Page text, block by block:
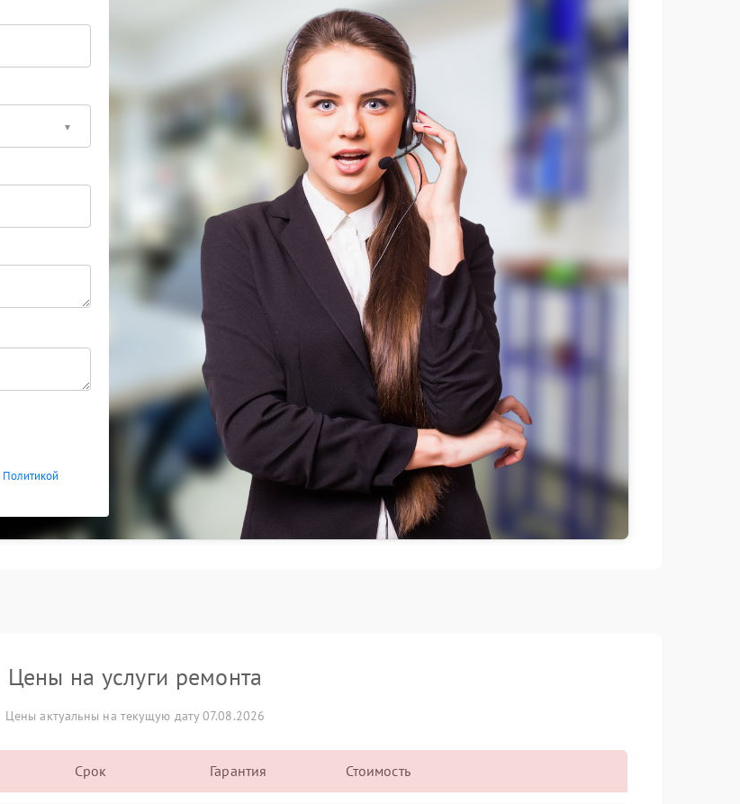
Политикой
Цены на услуги ремонта
Цены актуальны на текущую дату 07.08.2026
Срок Гарантия Стоимость